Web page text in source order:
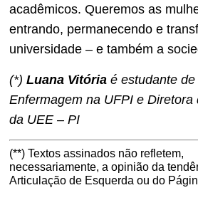
acadêmicos. Queremos as
entrando, permanecendo e
universidade – e também a
(*) Luana Vitória é estudante de
Enfermagem na UFPI e Diretora
da UEE – PI
(**) Textos assinados não refletem,
necessariamente, a opinião da
Articulação de Esquerda ou do